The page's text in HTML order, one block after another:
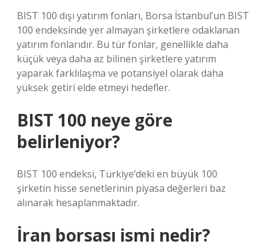
BIST 100 dışı yatırım fonları, Borsa İstanbul’un BIST
100 endeksinde yer almayan şirketlere odaklanan
yatırım fonlarıdır. Bu tür fonlar, genellikle daha
küçük veya daha az bilinen şirketlere yatırım
yaparak farklılaşma ve potansiyel olarak daha
yüksek getiri elde etmeyi hedefler.
BIST 100 neye göre
belirleniyor?
BIST 100 endeksi, Türkiye’deki en büyük 100
şirketin hisse senetlerinin piyasa değerleri baz
alınarak hesaplanmaktadır.
İran borsası ismi nedir?